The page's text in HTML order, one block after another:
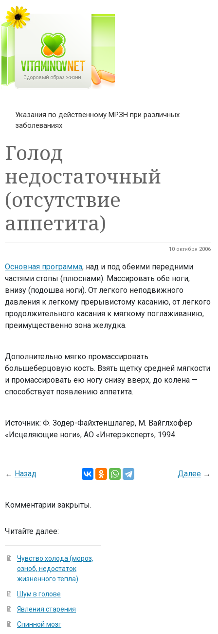
Указания по действенному МРЗН при различных
заболеваниях
Голод
недостаточный
(отсутствие
аппетита)
10 октября 2006
Основная программа, над и под обеими передними
частями стопы (плюснами). Массировать обе ноги,
внизу (подошва ноги). От легкого неподвижного
давления к легкому прерывистому касанию, от легкого
продолжительного касания к мягкому поглаживанию,
преимущественно зона желудка.
Дополнительно мягко промассировать
большеберцовую кость. Взять щетку средней мягкости
и промассировать ею ногу снизу вверх, до колена —
способствует появлению аппетита.
Источник: Ф. Зодер-Файхтеншлагер, М. Вайглхофер
«Исцеляющие ноги», АО «Интерэксперт», 1994.
← Назад Далее →
Комментарии закрыты.
Читайте далее:
Чувство холода (мороз,
озноб, недостаток
жизненного тепла)
Шум в голове
Явления старения
Спинной мозг